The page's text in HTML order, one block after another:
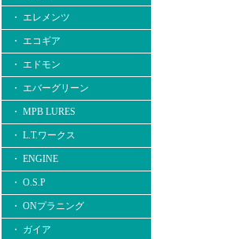
・ エレメンツ
・ エコギア
・ エドモン
・ エバーグリーン
・ MPB LURES
・ L.T.ワークス
・ ENGINE
・ O.S.P
・ ONプラニング
・ ガイア